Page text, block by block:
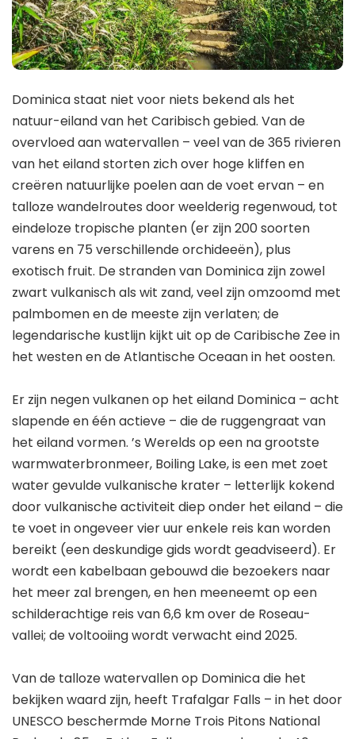
Dominica staat niet voor niets bekend als het
natuur-eiland van het Caribisch gebied. Van de
overvloed aan watervallen – veel van de 365 rivieren
van het eiland storten zich over hoge kliffen en
creëren natuurlijke poelen aan de voet ervan – en
talloze wandelroutes door weelderig regenwoud, tot
eindeloze tropische planten (er zijn 200 soorten
varens en 75 verschillende orchideeën), plus
exotisch fruit. De stranden van Dominica zijn zowel
zwart vulkanisch als wit zand, veel zijn omzoomd met
palmbomen en de meeste zijn verlaten; de
legendarische kustlijn kijkt uit op de Caribische Zee in
het westen en de Atlantische Oceaan in het oosten.
Er zijn negen vulkanen op het eiland Dominica – acht
slapende en één actieve – die de ruggengraat van
het eiland vormen. ’s Werelds op een na grootste
warmwaterbronmeer, Boiling Lake, is een met zoet
water gevulde vulkanische krater – letterlijk kokend
door vulkanische activiteit diep onder het eiland – die
te voet in ongeveer vier uur enkele reis kan worden
bereikt (een deskundige gids wordt geadviseerd). Er
wordt een kabelbaan gebouwd die bezoekers naar
het meer zal brengen, en hen meeneemt op een
schilderachtige reis van 6,6 km over de Roseau-
vallei; de voltooiing wordt verwacht eind 2025.
Van de talloze watervallen op Dominica die het
bekijken waard zijn, heeft Trafalgar Falls – in het door
UNESCO beschermde Morne Trois Pitons National